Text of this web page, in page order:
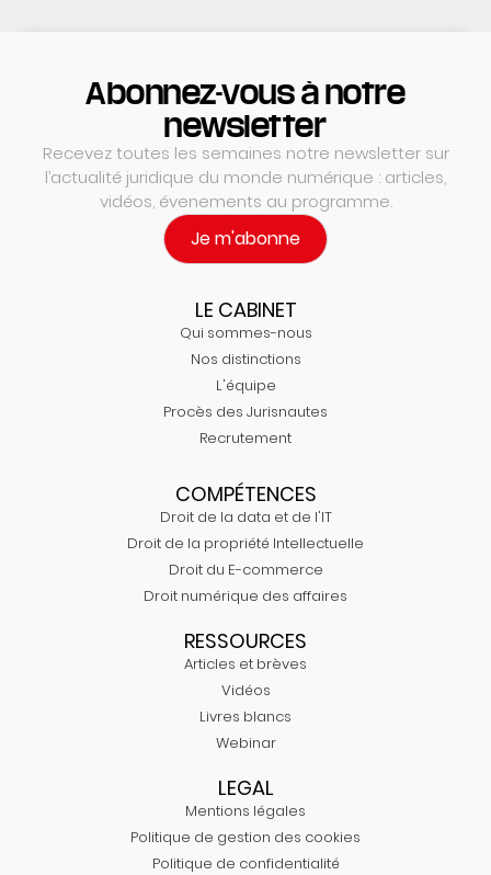
Abonnez-vous à notre
newsletter
Recevez toutes les semaines notre newsletter sur
l’actualité juridique du monde numérique : articles,
vidéos, évenements au programme.
Je m'abonne
LE CABINET
Qui sommes-nous
Nos distinctions
L'équipe
Procès des Jurisnautes
Recrutement
COMPÉTENCES
Droit de la data et de l'IT
Droit de la propriété Intellectuelle
Droit du E-commerce
Droit numérique des affaires
RESSOURCES
Articles et brèves
Vidéos
Livres blancs
Webinar
LEGAL
Mentions légales
Politique de gestion des cookies
Politique de confidentialité